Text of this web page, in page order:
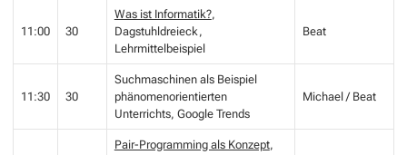
11:00 30
Was ist Informatik?,
Dagstuhldreieck,
Lehrmittelbeispiel
Beat
11:30 30
Suchmaschinen als Beispiel
phänomenorientierten
Unterrichts, Google Trends
Michael / Beat
Pair-Programming als Konzept,